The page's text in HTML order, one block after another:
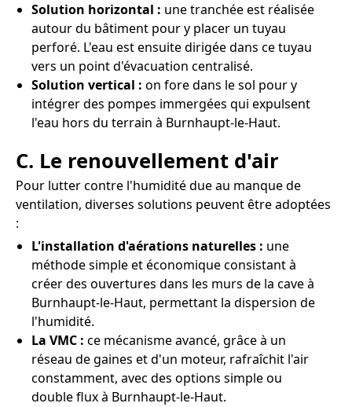
Solution horizontal : une tranchée est réalisée
autour du bâtiment pour y placer un tuyau
perforé. L'eau est ensuite dirigée dans ce tuyau
vers un point d'évacuation centralisé.
Solution vertical : on fore dans le sol pour y
intégrer des pompes immergées qui expulsent
l'eau hors du terrain à Burnhaupt-le-Haut.
C. Le renouvellement d'air
Pour lutter contre l'humidité due au manque de
ventilation, diverses solutions peuvent être adoptées
:
L'installation d'aérations naturelles : une
méthode simple et économique consistant à
créer des ouvertures dans les murs de la cave à
Burnhaupt-le-Haut, permettant la dispersion de
l'humidité.
La VMC : ce mécanisme avancé, grâce à un
réseau de gaines et d'un moteur, rafraîchit l'air
constamment, avec des options simple ou
double flux à Burnhaupt-le-Haut.